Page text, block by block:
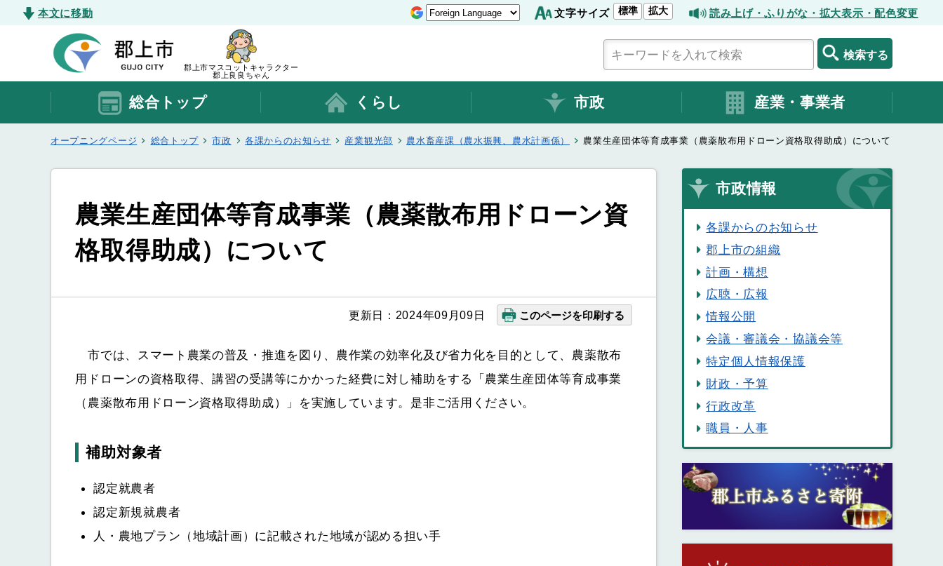
本文に移動 文字サイズ 標準 拡大 読み上げ・ふりがな・拡大表示・配色変更
郡上市マスコットキャラクター
郡上良良ちゃん
検索する
総合トップ くらし 市政 産業・事業者
オープニングページ 総合トップ 市政 各課からのお知らせ 産業観光部 農水畜産課（農水振興、農水計画係） 農業生産団体等育成事業（農薬散布用ドローン資格取得助成）について
農業生産団体等育成事業（農薬散布用ドローン資
格取得助成）について
更新日：2024年09月09日 このページを印刷する
市では、スマート農業の普及・推進を図り、農作業の効率化及び省力化を目的として、農薬散布
用ドローンの資格取得、講習の受講等にかかった経費に対し補助をする「農業生産団体等育成事業
（農薬散布用ドローン資格取得助成）」を実施しています。是非ご活用ください。
補助対象者
認定就農者
認定新規就農者
人・農地プラン（地域計画）に記載された地域が認める担い手
市政情報
各課からのお知らせ
郡上市の組織
計画・構想
広聴・広報
情報公開
会議・審議会・協議会等
特定個人情報保護
財政・予算
行政改革
職員・人事